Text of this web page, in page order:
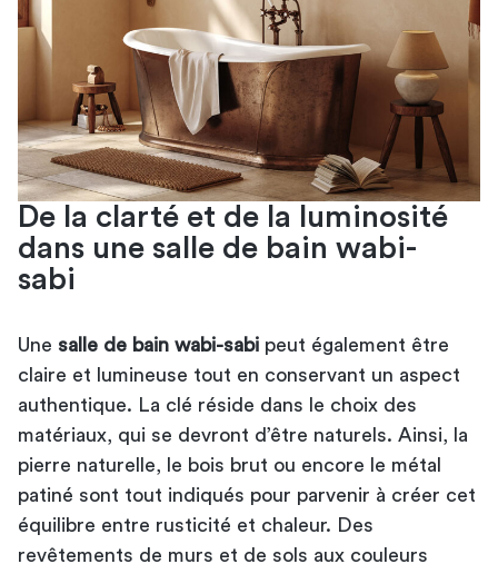
De la clarté et de la luminosité
dans une salle de bain wabi-
sabi
Une salle de bain wabi-sabi peut également être
claire et lumineuse tout en conservant un aspect
authentique. La clé réside dans le choix des
matériaux, qui se devront d’être naturels. Ainsi, la
pierre naturelle, le bois brut ou encore le métal
patiné sont tout indiqués pour parvenir à créer cet
équilibre entre rusticité et chaleur. Des
revêtements de murs et de sols aux couleurs